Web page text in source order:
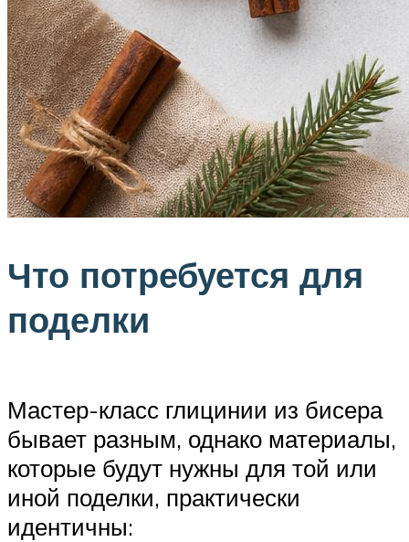
Что потребуется для
поделки
Мастер-класс глицинии из бисера
бывает разным, однако материалы,
которые будут нужны для той или
иной поделки, практически
идентичны: